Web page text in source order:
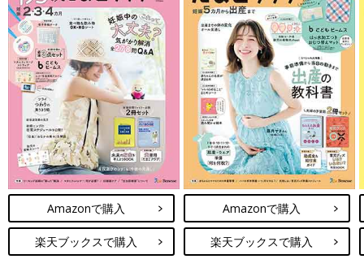
あいち多胎ネットでは、多胎家庭交流会のイベントなどを行い、
多くのママ・パパが参加してくれています。しかし、本当に困っ
ている人は、家から出られないんです。家から出られない多胎家
庭のママ・パパとコンタクトをとり、サポートしていくことが、
あいち多胎ネットの役割でもあります。
多胎家庭は、訪問看護も視野に
Amazonで購入
楽天ブックスで購入
Amazonで購入
楽天ブックスで購入